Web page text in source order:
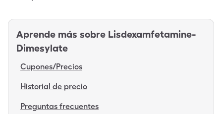
Aprende más sobre Lisdexamfetamine-
Dimesylate
Cupones/Precios
Historial de precio
Preguntas frecuentes